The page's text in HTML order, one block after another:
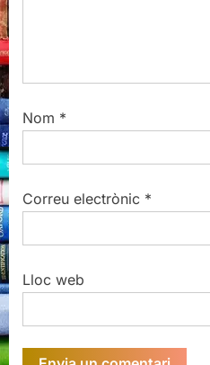
Nom *
Correu electrònic *
Lloc web